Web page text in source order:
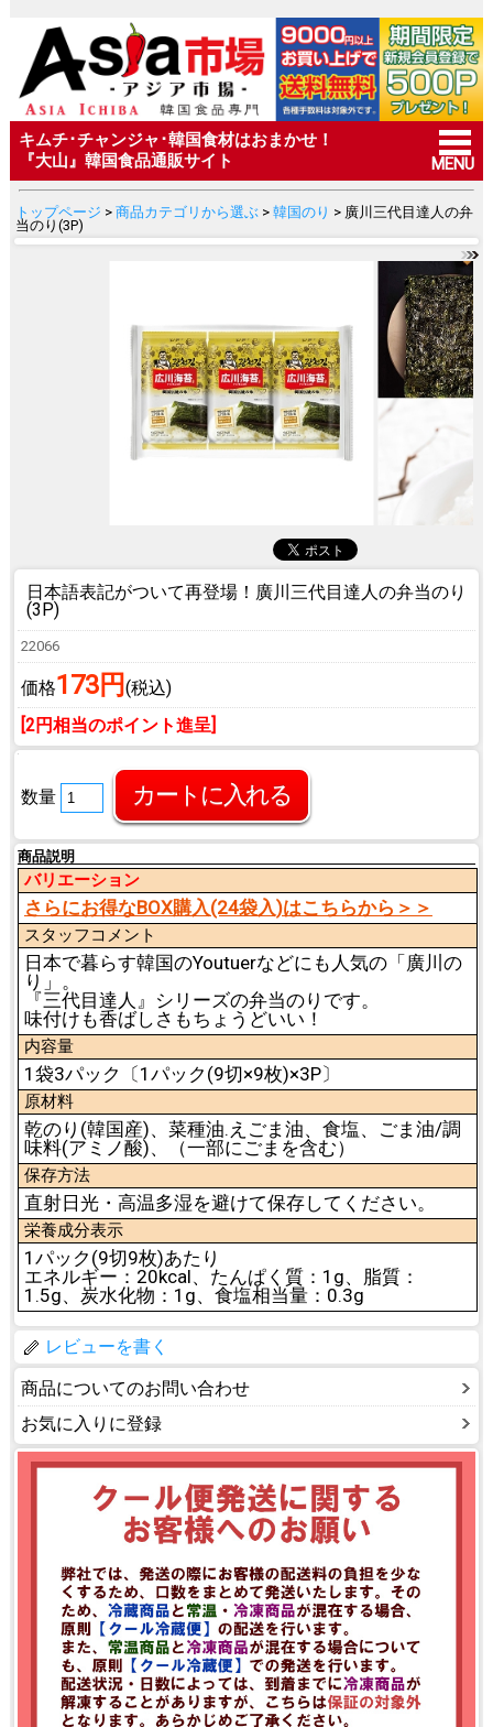
キムチ･チャンジャ･韓国食材はおまかせ！
『大山』韓国食品通販サイト
MENU
トップページ > 商品カテゴリから選ぶ> 韓国のり > 廣川三代目達人の弁
当のり(3P)
日本語表記がついて再登場！ 廣川三代目達人の弁当のり
(3P)
22066
価格173円 (税込)
[2円相当のポイント進呈]
数量
商品説明
バリエーション
さらにお得なBOX購入(24袋入)はこちらから＞＞
スタッフコメント
日本で暮らす韓国のYoutuerなどにも人気の「廣川の
り」。
『三代目達人』シリーズの弁当のりです。
味付けも香ばしさもちょうどいい！
内容量
1袋3パック〔1パック(9切×9枚)×3P〕
原材料
乾のり(韓国産)、菜種油.えごま油、食塩、ごま油/調
味料(アミノ酸)、（一部にごまを含む）
保存方法
直射日光・高温多湿を避けて保存してください。
栄養成分表示
1パック(9切9枚)あたり
エネルギー：20kcal、たんぱく質：1g、脂質：
1.5g、炭水化物：1g、食塩相当量：0.3g
レビューを書く
商品についてのお問い合わせ
お気に入りに登録